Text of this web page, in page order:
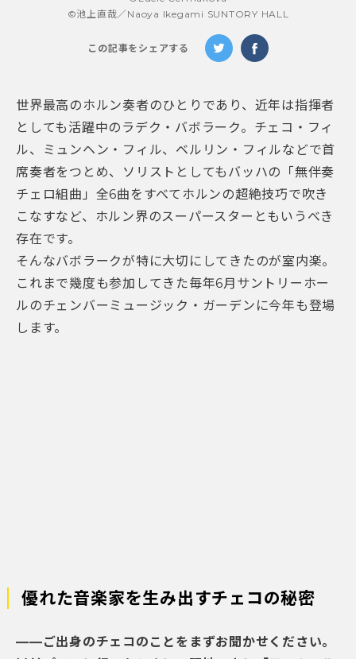
©池上直哉／Naoya Ikegami SUNTORY HALL
この記事をシェアする
世界最高のホルン奏者のひとりであり、近年は指揮者
としても活躍中のラデク・バボラーク。チェコ・フィ
ル、ミュンヘン・フィル、ベルリン・フィルなどで首
席奏者をつとめ、ソリストとしてもバッハの「無伴奏
チェロ組曲」全6曲をすべてホルンの超絶技巧で吹き
こなすなど、ホルン界のスーパースターともいうべき
存在です。
そんなバボラークが特に大切にしてきたのが室内楽。
これまで幾度も参加してきた毎年6月サントリーホー
ルのチェンバーミュージック・ガーデンに今年も登場
します。
優れた音楽家を生み出すチェコの秘密
――ご出身のチェコのことをまずお聞かせください。